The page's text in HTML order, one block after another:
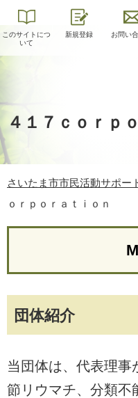
このサイトにつ
いて
新規登録 お問い
４１７ｃｏｒｐ
さいたま市市民活動サポー
ｏｒｐｏｒａｔｉｏｎ
団体紹介
当団体は、代表理事
節リウマチ、分類不